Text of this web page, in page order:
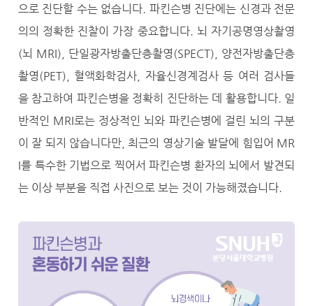
으로 진단할 수는 없습니다. 파킨슨병 진단에는 신경과 전문
의의 정확한 진찰이 가장 중요합니다. 뇌 자기공명영상촬영
(뇌 MRI), 단일광자방출단층촬영(SPECT), 양전자방출단층
촬영(PET), 혈액화학검사, 자율신경계검사 등 여러 검사들
을 참고하여 파킨슨병을 정확히 진단하는 데 활용합니다. 일
반적인 MRI로는 정상적인 뇌와 파킨슨병에 걸린 뇌의 구분
이 잘 되지 않습니다만, 최근의 영상기술 발달에 힘입어 MR
I를 특수한 기법으로 찍어서 파킨슨병 환자의 뇌에서 발견되
는 이상 부분을 직접 사진으로 보는 것이 가능해졌습니다.